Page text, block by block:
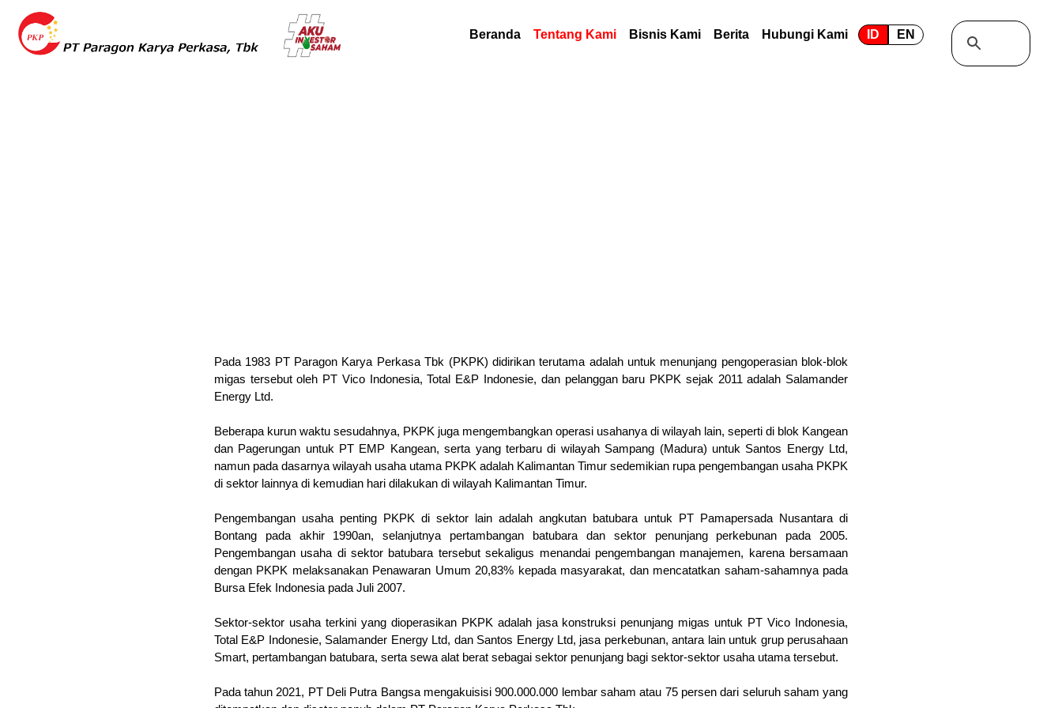
Beranda Tentang Kami Bisnis Kami Berita Hubungi Kami ID EN
Pada 1983 PT Paragon Karya Perkasa Tbk (PKPK) didirikan terutama adalah untuk menunjang pengoperasian blok-blok
migas tersebut oleh PT Vico Indonesia, Total E&P Indonesie, dan pelanggan baru PKPK sejak 2011 adalah Salamander
Energy Ltd.
Beberapa kurun waktu sesudahnya, PKPK juga mengembangkan operasi usahanya di wilayah lain, seperti di blok Kangean
dan Pagerungan untuk PT EMP Kangean, serta yang terbaru di wilayah Sampang (Madura) untuk Santos Energy Ltd,
namun pada dasarnya wilayah usaha utama PKPK adalah Kalimantan Timur sedemikian rupa pengembangan usaha PKPK
di sektor lainnya di kemudian hari dilakukan di wilayah Kalimantan Timur.
Pengembangan usaha penting PKPK di sektor lain adalah angkutan batubara untuk PT Pamapersada Nusantara di
Bontang pada akhir 1990an, selanjutnya pertambangan batubara dan sektor penunjang perkebunan pada 2005.
Pengembangan usaha di sektor batubara tersebut sekaligus menandai pengembangan manajemen, karena bersamaan
dengan PKPK melaksanakan Penawaran Umum 20,83% kepada masyarakat, dan mencatatkan saham-sahamnya pada
Bursa Efek Indonesia pada Juli 2007.
Sektor-sektor usaha terkini yang dioperasikan PKPK adalah jasa konstruksi penunjang migas untuk PT Vico Indonesia,
Total E&P Indonesie, Salamander Energy Ltd, dan Santos Energy Ltd, jasa perkebunan, antara lain untuk grup perusahaan
Smart, pertambangan batubara, serta sewa alat berat sebagai sektor penunjang bagi sektor-sektor usaha utama tersebut.
Pada tahun 2021, PT Deli Putra Bangsa mengakuisisi 900.000.000 lembar saham atau 75 persen dari seluruh saham yang